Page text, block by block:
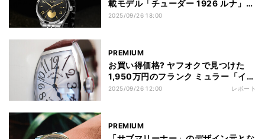
載モデル「チューダー 1926 ルナ」発
表
2025/09/26 18:00
PREMIUM
お買い得価格? ヤフオクで見つけた
1,950万円のフランク ミュラー「イン
ペリアル トゥールビヨン」は“買い”な
2025/09/26 12:00 レポート
PREMIUM